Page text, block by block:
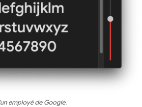
employé de Google.